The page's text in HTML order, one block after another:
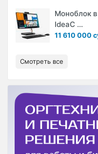
Моноблок
IdeaC ...
11 610 000
Смотреть все